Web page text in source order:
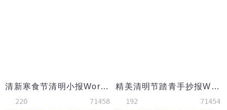
清新寒食节清明小报Word模板
220 71458
精美清明节踏青手抄报Word模板
192 71454